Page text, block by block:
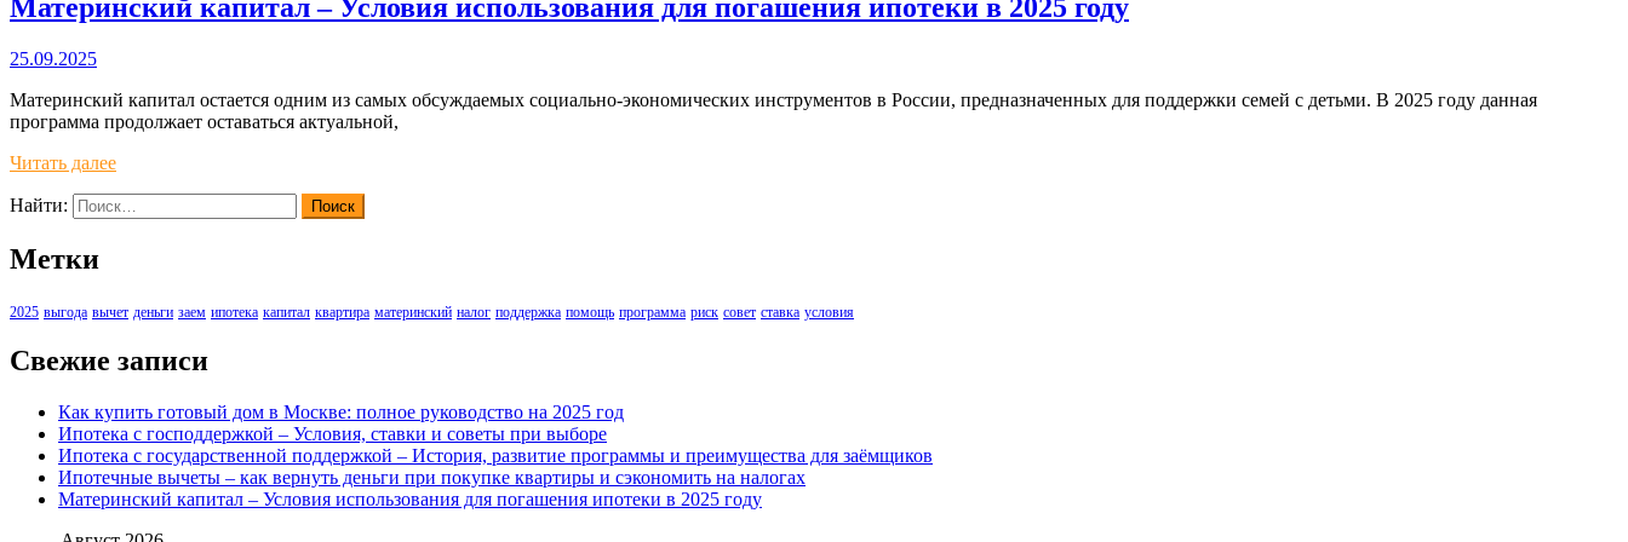
Материнский капитал – Условия использования для погашения ипотеки в 2025 году
25.09.2025
Материнский капитал остается одним из самых обсуждаемых социально-экономических инструментов в России, предназначенных для поддержки семей с детьми. В 2025 году данная
программа продолжает оставаться актуальной,
Читать далее
Найти:
Метки
2025 выгода вычет деньги заем ипотека капитал квартира материнский налог поддержка помощь программа риск совет ставка условия
Свежие записи
Как купить готовый дом в Москве: полное руководство на 2025 год
Ипотека с господдержкой – Условия, ставки и советы при выборе
Ипотека с государственной поддержкой – История, развитие программы и преимущества для заёмщиков
Ипотечные вычеты – как вернуть деньги при покупке квартиры и сэкономить на налогах
Материнский капитал – Условия использования для погашения ипотеки в 2025 году